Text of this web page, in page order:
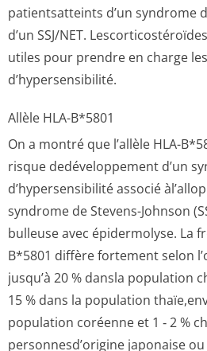
patientsatteints d’un syndrome
d’un SSJ/NET.
utiles pour prendre en charge
d’hypersensibilité.
Allèle HLA-B*5801
On a montré que l’allèle HLA-
risque dedéveloppement d’un
d’hypersensibilité associé
syndrome de Stevens-Johnson
bulleuse avec épidermolyse. La
B*5801 diffère fortement selon
jusqu’à 20 % dansla population
15 % dans la population
population coréenne et 1 ‑ 2 %
personnesd’origine japonaise